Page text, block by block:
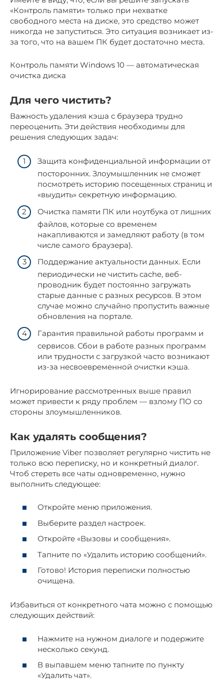
«Контроль памяти» только при нехватке
свободного места на диске, это средство может
никогда не запуститься. Это ситуация возникает из-
за того, что на вашем ПК будет достаточно места.
Контроль памяти Windows 10 — автоматическая
очистка диска
Для чего чистить?
Важность удаления кэша с браузера трудно
переоценить. Эти действия необходимы для
решения следующих задач:
Защита конфиденциальной информации от
посторонних. Злоумышленник не сможет
посмотреть историю посещенных страниц и
«выудить» секретную информацию.
Очистка памяти ПК или ноутбука от лишних
файлов, которые со временем
накапливаются и замедляют работу (в том
числе самого браузера).
Поддержание актуальности данных. Если
периодически не чистить cache, веб-
проводник будет постоянно загружать
старые данные с разных ресурсов. В этом
случае можно случайно пропустить важные
обновления на портале.
Гарантия правильной работы программ и
сервисов. Сбои в работе разных программ
или трудности с загрузкой часто возникают
из-за несвоевременной очистки кэша.
Игнорирование рассмотренных выше правил
может привести к ряду проблем — взлому ПО со
стороны злоумышленников.
Как удалять сообщения?
Приложение Viber позволяет регулярно чистить не
только всю переписку, но и конкретный диалог.
Чтоб стереть все чаты одновременно, нужно
выполнить следующее:
Откройте меню приложения.
Выберите раздел настроек.
Откройте «Вызовы и сообщения».
Тапните по «Удалить историю сообщений».
Готово! История переписки полностью
очищена.
Избавиться от конкретного чата можно с помощью
следующих действий:
Нажмите на нужном диалоге и подержите
несколько секунд.
В выпавшем меню тапните по пункту
«Удалить чат».